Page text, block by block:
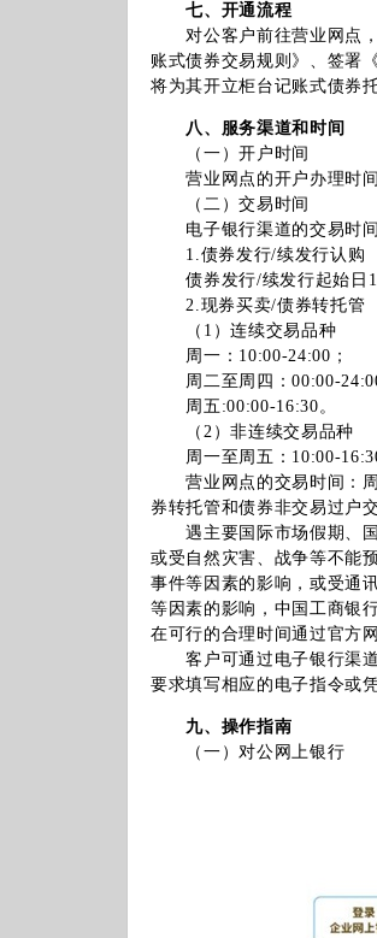
七、开通流程
对公客户前往营业网点，
账式债券交易规则》、签署
将为其开立柜台记账式债券
八、服务渠道和时间
（一）开户时间
营业网点的开户办理时间
（二）交易时间
电子银行渠道的交易时间
1.债券发行/续发行认购
债券发行/续发行起始日
2.现券买卖/债券转托管
（1）连续交易品种
周一：10:00-24:00；
周二至周四：00:00-
周五:00:00-16:30。
（2）非连续交易品种
周一至周五：10:00-
营业网点的交易时间：周
券转托管和债券非交易过户
遇主要国际市场假期、国
或受自然灾害、战争等不能
事件等因素的影响，或受通
等因素的影响，中国工商银
在可行的合理时间通过官方
客户可通过电子银行渠道
要求填写相应的电子指令或
九、操作指南
（一）对公网上银行